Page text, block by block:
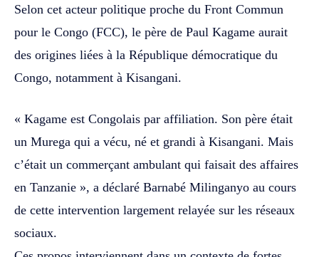
Selon cet acteur politique proche du Front Commun
pour le Congo (FCC), le père de Paul Kagame aurait
des origines liées à la République démocratique du
Congo, notamment à Kisangani.
« Kagame est Congolais par affiliation. Son père était
un Murega qui a vécu, né et grandi à Kisangani. Mais
c’était un commerçant ambulant qui faisait des affaires
en Tanzanie », a déclaré Barnabé Milinganyo au cours
de cette intervention largement relayée sur les réseaux
sociaux.